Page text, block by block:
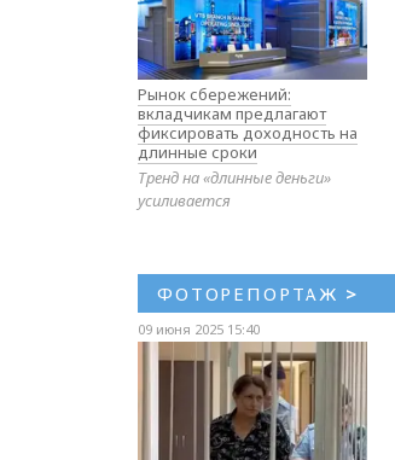
Рынок сбережений:
вкладчикам предлагают
фиксировать доходность на
длинные сроки
Тренд на «длинные деньги»
усиливается
ФОТОРЕПОРТАЖ >
09 июня 2025 15:40